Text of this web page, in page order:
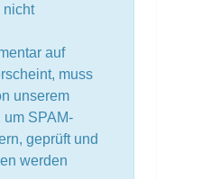
nicht
auf
muss
unserem
um SPAM-
geprüft und
werden